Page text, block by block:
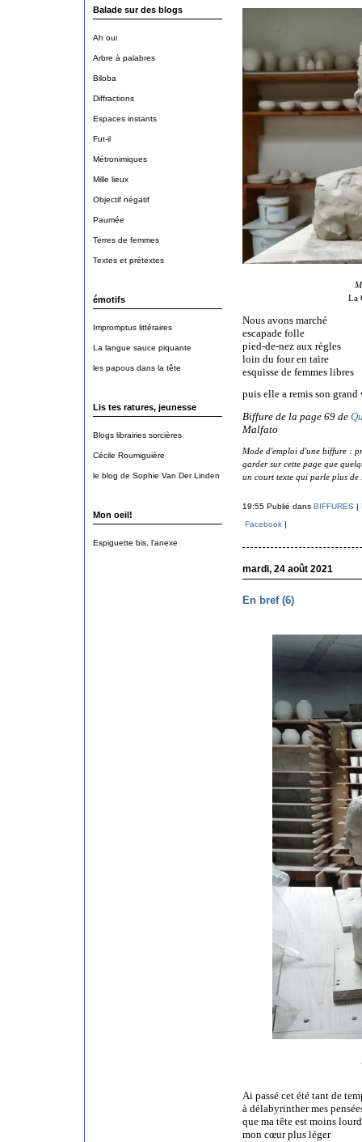
Balade sur des blogs
Ah oui
Arbre à palabres
Biloba
Diffractions
Espaces instants
Fut-il
Métronimiques
Mille lieux
Objectif négatif
Paumée
Terres de femmes
Textes et prétextes
émotifs
Impromptus littéraires
La langue sauce piquante
les papous dans la tête
Lis tes ratures, jeunesse
Blogs librairies sorcières
Cécile Roumiguière
le blog de Sophie Van Der Linden
Mon oeil!
Espiguette bis, l'anexe
La
Nous avons marché
escapade folle
pied-de-nez aux règles
loin du four en taire
esquisse de femmes libres
puis elle a remis son grand
Biffure de la page 69 de
Malfato
Mode d'emploi d'une biffure :
garder sur cette page que
un court texte qui parle plus de
19:55 Publié dans BIFFURES |
Facebook|
mardi, 24 août 2021
En bref (6)
Ai passé cet été tant de
à délabyrinther mes
que ma tête est moins
mon cœur plus léger